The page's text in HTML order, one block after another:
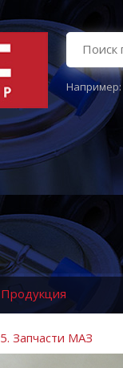
Например:
Продукция
5. Запчасти МАЗ